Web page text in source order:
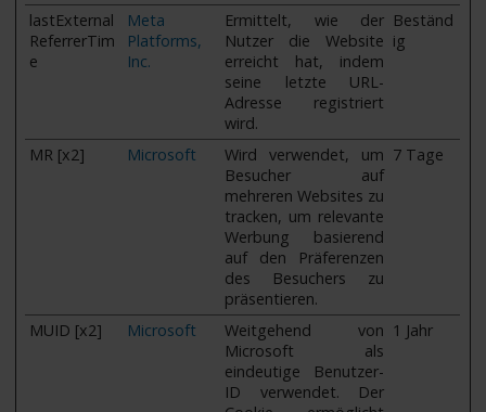
lastExternal
ReferrerTim
e
Meta
Platforms,
Inc.
Ermittelt, wie der
Nutzer die Website
erreicht hat, indem
seine letzte URL-
Adresse registriert
wird.
Beständ
ig
MR [x2] Microsoft
Wird verwendet, um
Besucher auf
mehreren Websites zu
tracken, um relevante
Werbung basierend
auf den Präferenzen
des Besuchers zu
präsentieren.
7 Tage
MUID [x2] Microsoft
Weitgehend von
Microsoft als
eindeutige Benutzer-
ID verwendet. Der
1 Jahr